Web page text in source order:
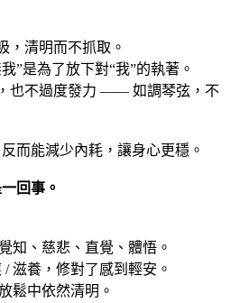
，清明而不抓取。
”是為了放下對“我”的執著。
也不過度發力 —— 如調琴弦，不
而能減少內耗，讓身心更穩。
回事。
知、慈悲、直覺、體悟。
滋養，修對了感到輕安。
鬆中依然清明。